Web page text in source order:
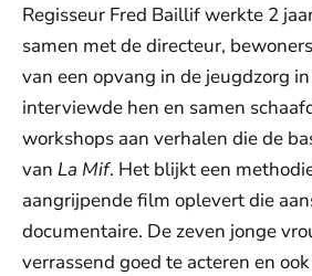
Regisseur Fred Baillif werkte 2
samen met de directeur,
van een opvang in de jeugdzorg
interviewde hen en samen
workshops aan verhalen die de
van La Mif. Het blijkt een
aangrijpende film oplevert die
documentaire. De zeven jonge
verrassend goed te acteren en